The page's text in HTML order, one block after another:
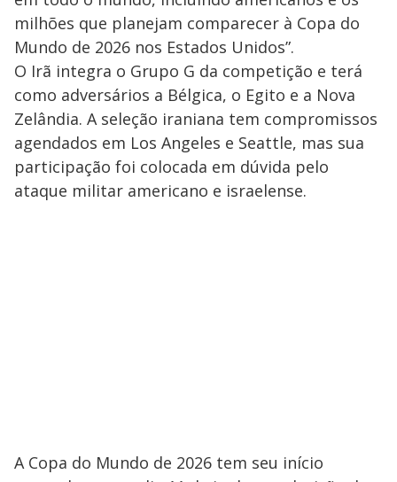
milhões que planejam comparecer à Copa do
Mundo de 2026 nos Estados Unidos”.
O Irã integra o Grupo G da competição e terá
como adversários a Bélgica, o Egito e a Nova
Zelândia. A seleção iraniana tem compromissos
agendados em Los Angeles e Seattle, mas sua
participação foi colocada em dúvida pelo
ataque militar americano e israelense.
A Copa do Mundo de 2026 tem seu início